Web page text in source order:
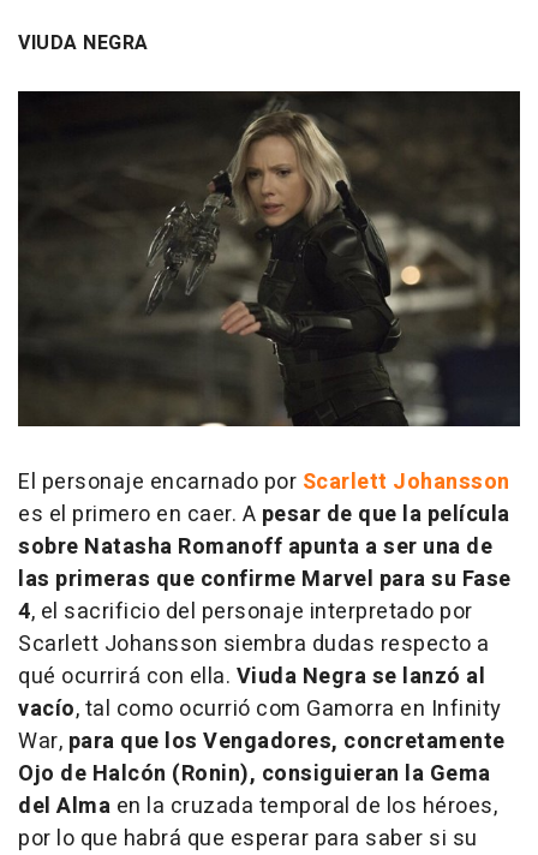
VIUDA NEGRA
El personaje encarnado por Scarlett Johansson
es el primero en caer. A pesar de que la película
sobre Natasha Romanoff apunta a ser una de
las primeras que confirme Marvel para su Fase
4, el sacrificio del personaje interpretado por
Scarlett Johansson siembra dudas respecto a
qué ocurrirá con ella. Viuda Negra se lanzó al
vacío, tal como ocurrió com Gamorra en Infinity
War, para que los Vengadores, concretamente
Ojo de Halcón (Ronin), consiguieran la Gema
del Alma en la cruzada temporal de los héroes,
por lo que habrá que esperar para saber si su